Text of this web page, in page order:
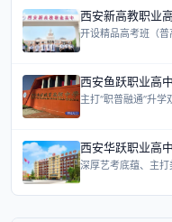
西安新高教职业
开设精品高考班（普
西安鱼跃职业高中
主打“职普融通”升学
西安华跃职业高中
深厚艺考底蕴、主打